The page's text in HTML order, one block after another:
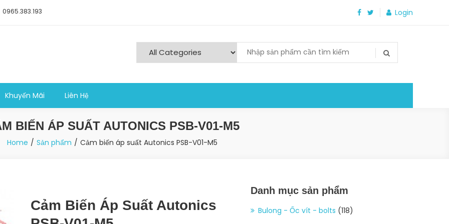
0965.383.193 Login
Khuyến Mãi Liên Hệ
BIẾN ÁP SUẤT AUTONICS PSB-V01-M5
Home Sản phẩm Cảm biến áp suất Autonics PSB-V01-M5
Cảm Biến Áp Suất Autonics
Danh mục sản phẩm
Bulong - Ốc vít - bolts (118)